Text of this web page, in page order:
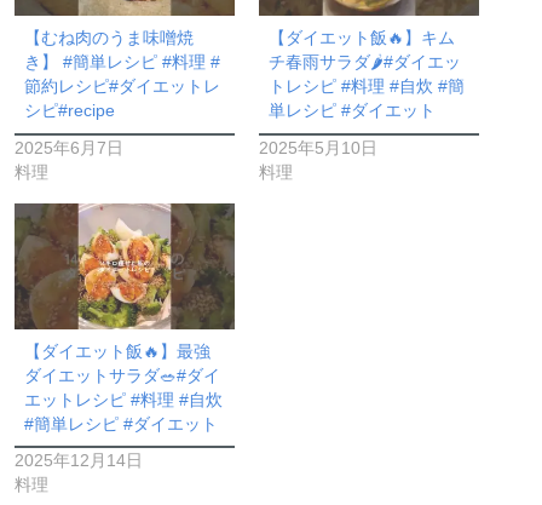
【むね肉のうま味噌焼
き】 #簡単レシピ #料理 #
節約レシピ#ダイエットレ
シピ#recipe
2025年6月7日
料理
【ダイエット飯🔥】キム
チ春雨サラダ🌶️#ダイエッ
トレシピ #料理 #自炊 #簡
単レシピ #ダイエット
2025年5月10日
料理
【ダイエット飯🔥】最強
ダイエットサラダ🥗#ダイ
エットレシピ #料理 #自炊
#簡単レシピ #ダイエット
2025年12月14日
料理